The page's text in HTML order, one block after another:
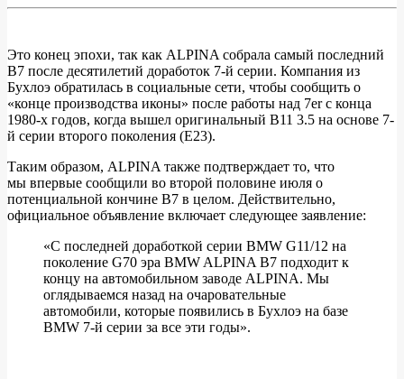
Производство
ALPINA
B7
прекращено,
замена
не
планируется
Это конец эпохи, так как ALPINA собрала самый последний
B7 после десятилетий доработок 7-й серии. Компания из
Бухлоэ обратилась в социальные сети, чтобы сообщить о
«конце производства иконы» после работы над 7er с конца
1980-х годов, когда вышел оригинальный B11 3.5 на основе 7-
й серии второго поколения (E23).
Таким образом, ALPINA также подтверждает то, что
мы впервые сообщили во второй половине июля о
потенциальной кончине B7 в целом. Действительно,
официальное объявление включает следующее заявление:
«С последней доработкой серии BMW G11/12 на
поколение G70 эра BMW ALPINA B7 подходит к
концу на автомобильном заводе ALPINA. Мы
оглядываемся назад на очаровательные
автомобили, которые появились в Бухлоэ на базе
BMW 7-й серии за все эти годы».